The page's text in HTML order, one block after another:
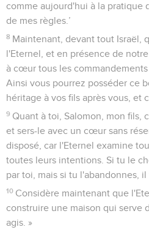
comme aujourd'hui à la pratique
de mes règles.’
8 Maintenant, devant tout Israël,
l'Eternel, et en présence de
à cœur tous les
Ainsi vous pourrez posséder ce
héritage à vos fils après vous, et
9 Quant à toi, Salomon, mon fils,
et sers-le avec un cœur sans
disposé, car l'Eternel examine
toutes leurs intentions. Si tu le
par toi, mais si tu l'abandonnes,
10 Considère maintenant que
construire une maison qui serve
agis. »